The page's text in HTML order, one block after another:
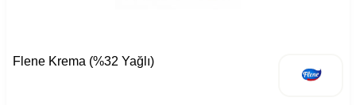
Flene Krema (%32 Yağlı)